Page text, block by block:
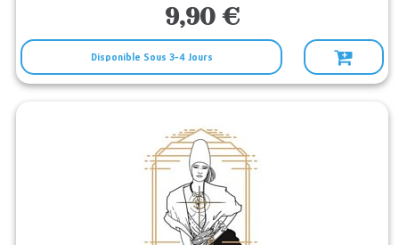
9,90 €
Disponible Sous 3-4 Jours